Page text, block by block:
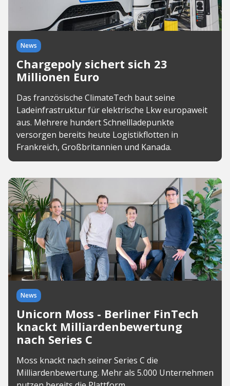
News
Chargepoly sichert sich 23
Millionen Euro
Das französische ClimateTech baut seine
Ladeinfrastruktur für elektrische Lkw europaweit
aus. Mehrere hundert Schnellladepunkte
versorgen bereits heute Logistikflotten in
Frankreich, Großbritannien und Kanada.
News
Unicorn Moss - Berliner FinTech
knackt Milliardenbewertung
nach Series C
Moss knackt nach seiner Series C die
Milliardenbewertung. Mehr als 5.000 Unternehmen